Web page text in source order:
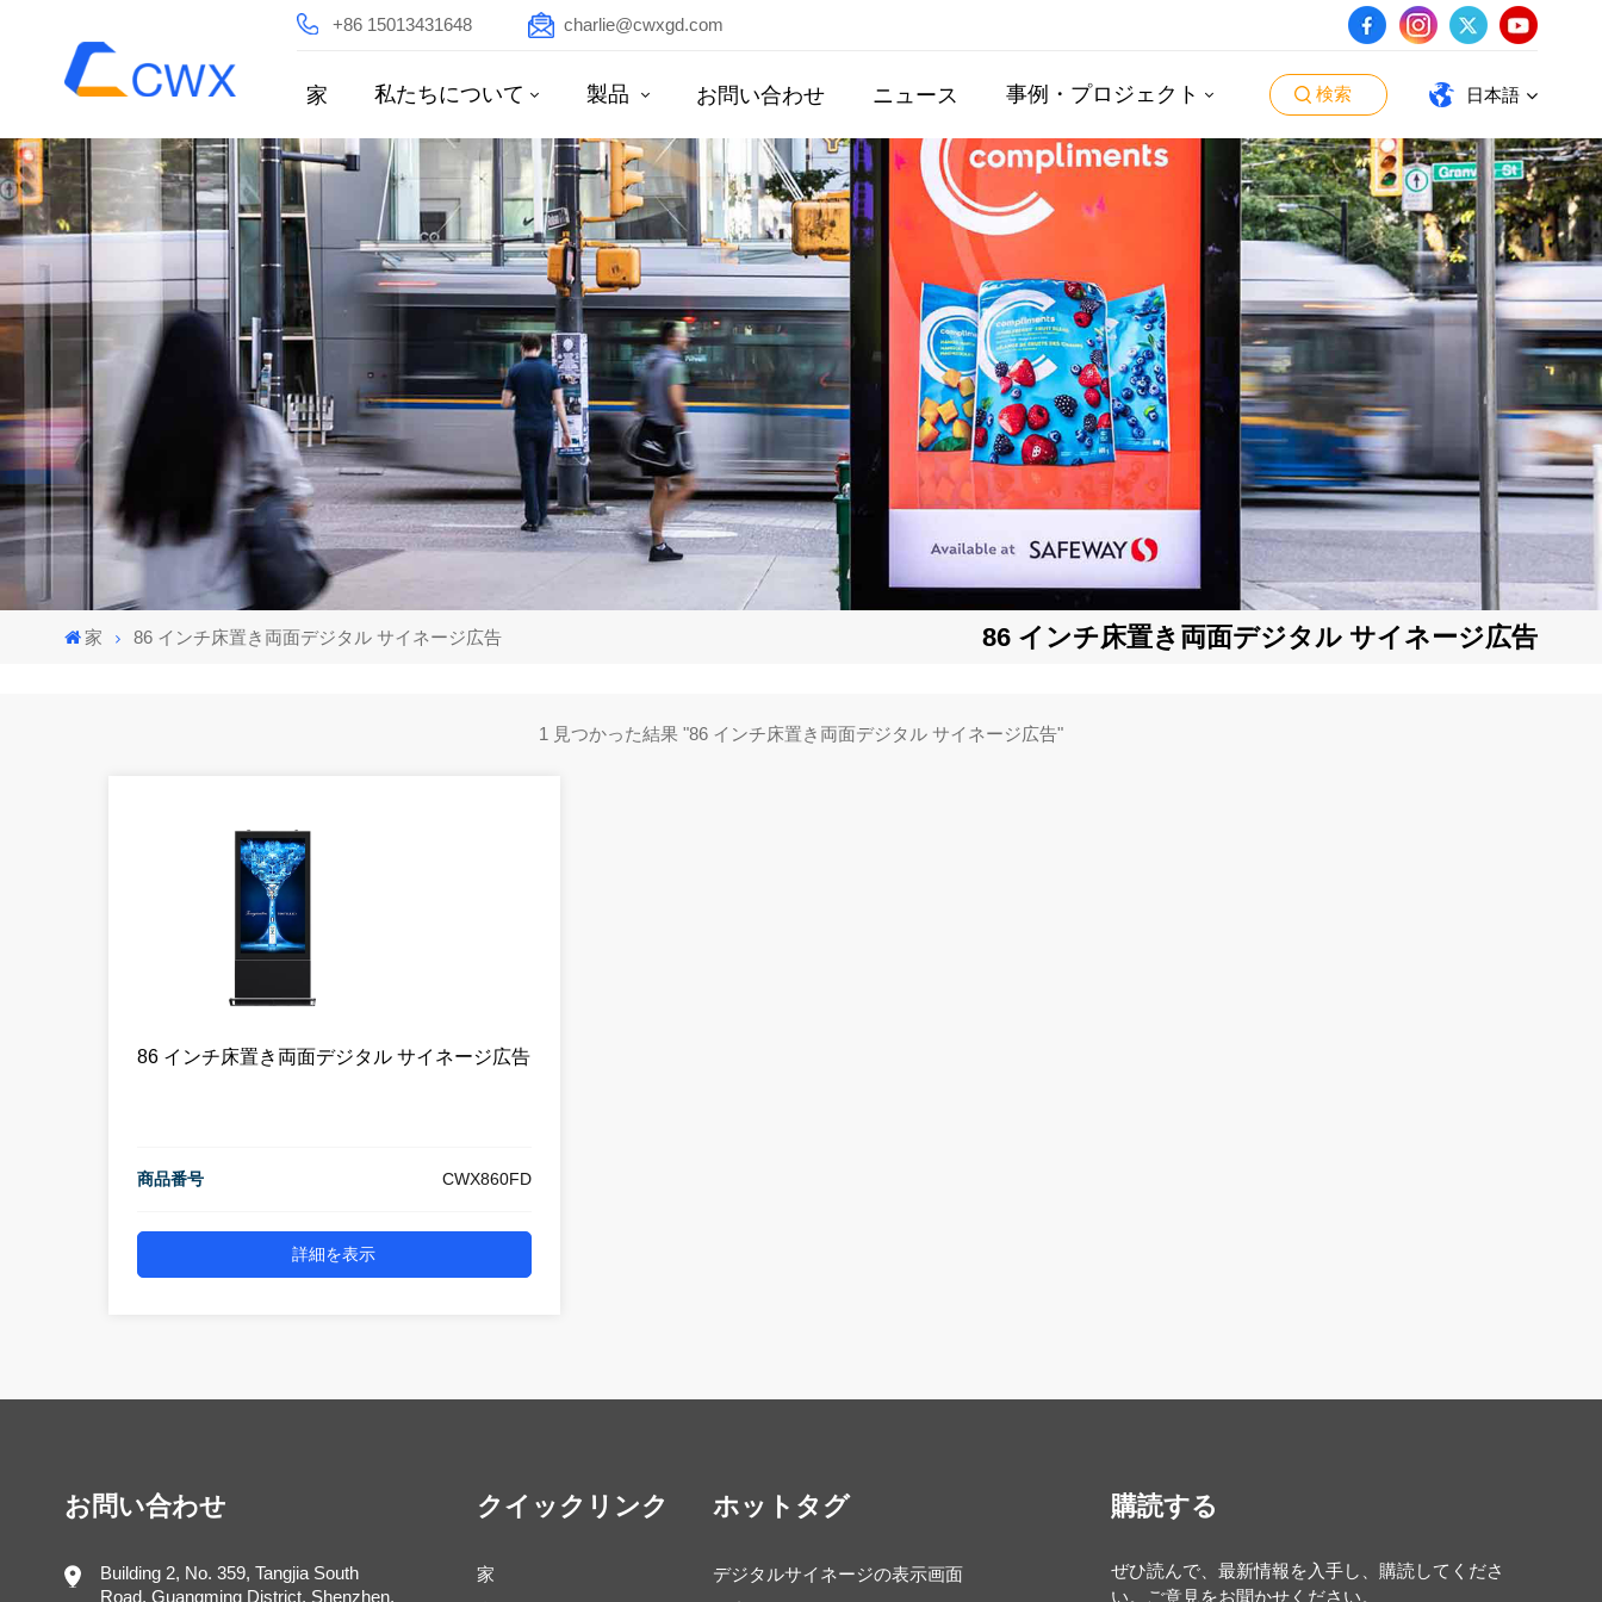
+86 15013431648 charlie@cwxgd.com
家 私たちについて 製品 お問い合わせ ニュース 事例・プロジェクト 検索 日本語
English
español
português
日本語
家 86 インチ床置き両面デジタル サイネージ広告 86 インチ床置き両面デジタル サイネージ広告
1 見つかった結果 "86 インチ床置き両面デジタル サイネージ広告"
86 インチ床置き両面デジタル サイネージ広告
商品番号 CWX860FD
詳細を表示
お問い合わせ
Building 2, No. 359, Tangjia South
Road, Guangming District, Shenzhen,
クイックリンク
家
ホットタグ
デジタルサイネージの表示画面
購読する
ぜひ読んで、最新情報を入手し、購読してくださ
い。ご意見をお聞かせください。